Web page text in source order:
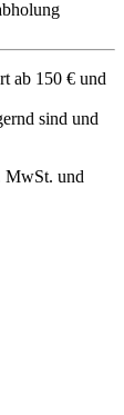
ab 150 € und
sind und
MwSt. und